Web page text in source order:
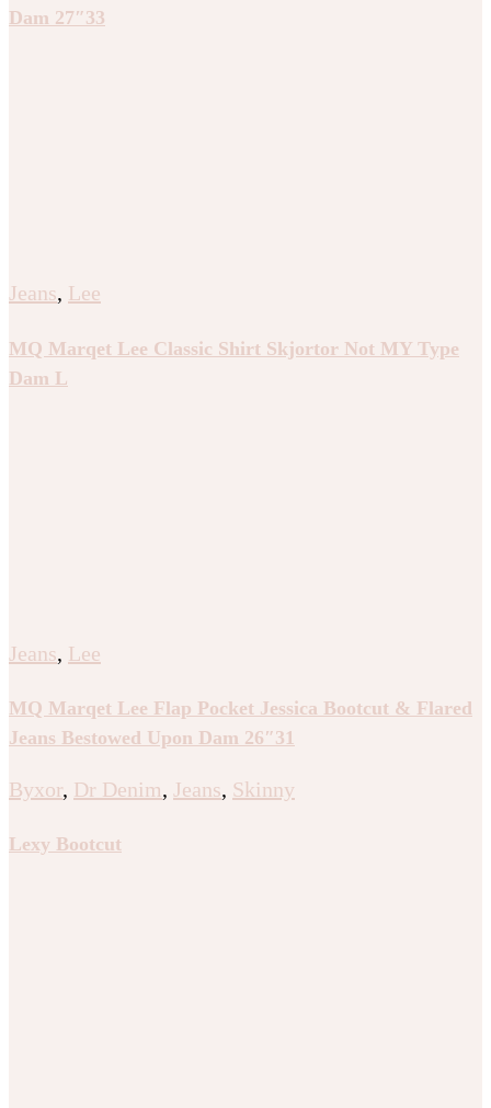
Dam 27″33
Jeans, Lee
MQ Marqet Lee Classic Shirt Skjortor Not MY Type
Dam L
Jeans, Lee
MQ Marqet Lee Flap Pocket Jessica Bootcut & Flared
Jeans Bestowed Upon Dam 26″31
Byxor, Dr Denim, Jeans, Skinny
Lexy Bootcut